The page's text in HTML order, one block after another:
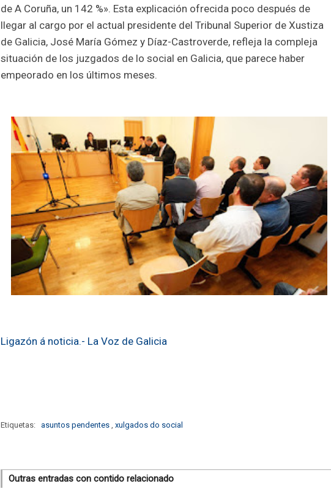
de A Coruña, un 142 %». Esta explicación ofrecida poco después de
llegar al cargo por el actual presidente del Tribunal Superior de Xustiza
de Galicia, José María Gómez y Díaz-Castroverde, refleja la compleja
situación de los juzgados de lo social en Galicia, que parece haber
empeorado en los últimos meses.
Ligazón á noticia.- La Voz de Galicia
Etiquetas: asuntos pendentes , xulgados do social
Outras entradas con contido relacionado